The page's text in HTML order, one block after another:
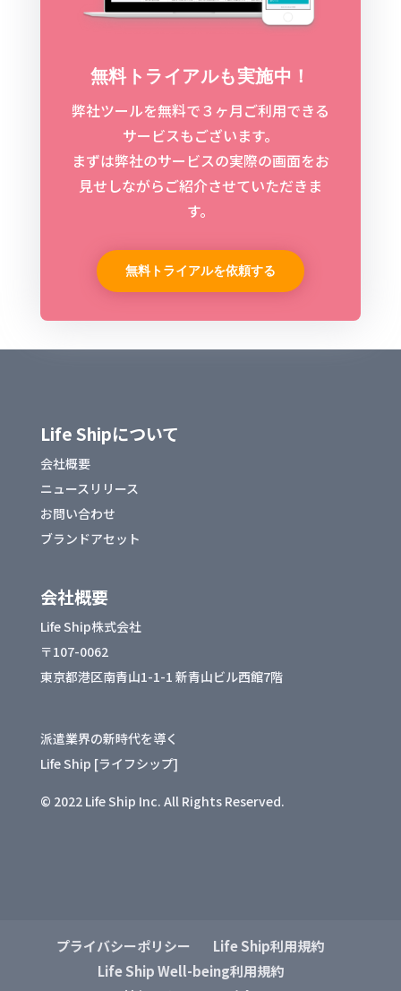
無料トライアルも実施中！
弊社ツールを無料で３ヶ月ご利用できる
サービスもございます。
まずは弊社のサービスの実際の画面をお
見せしながらご紹介させていただきま
す。
無料トライアルを依頼する
Life Shipについて
会社概要
ニュースリリース
お問い合わせ
ブランドアセット
会社概要
Life Ship株式会社
〒107-0062
東京都港区南青山1-1-1 新青山ビル西館7階
派遣業界の新時代を導く
Life Ship [ライフシップ]
© 2022 Life Ship Inc. All Rights Reserved.
プライバシーポリシー
Life Ship利用規約
Life Ship Well-being利用規約